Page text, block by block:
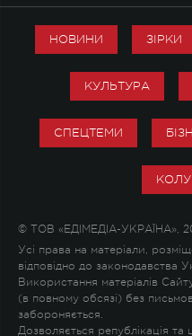
НОВИНИ ЗІРКИ
КУЛЬТУРА
СПЕЦТЕМИ
© ТОВ «ЕДІМЕДІА-УКРАЇНА»,
Усі права на матеріали,
відповідно до законодавства
Використання матеріалів
(в повному обсязі) без
забороняється.
Дозволяється републікація